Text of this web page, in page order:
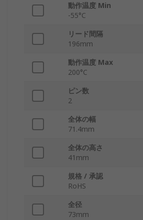
動作温度 Min
-55°C
リード間隔
196mm
動作温度 Max
200°C
ピン数
2
全体の幅
71.4mm
全体の高さ
41mm
規格 / 承認
RoHS
全径
73mm